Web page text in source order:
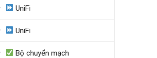
UniFi
UniFi
Bộ chuyển mạch